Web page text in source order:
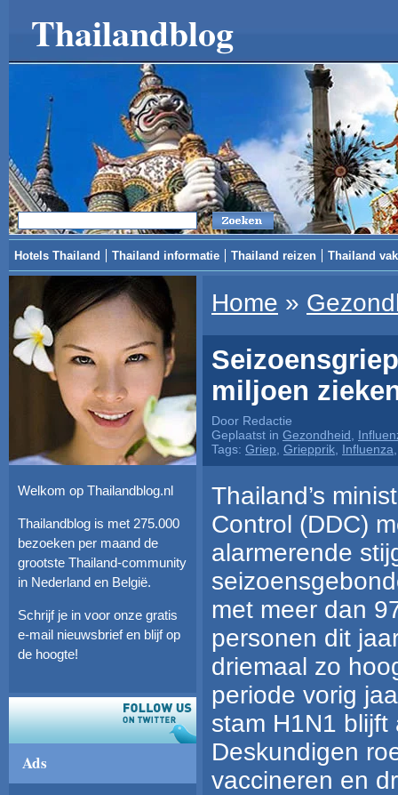
Thailandblog
Hotels Thailand Thailand informatie Thailand reizen Thailand
Welkom op Thailandblog.nl
Thailandblog is met 275.000
bezoeken per maand de
grootste Thailand-community
in Nederland en België.
Schrijf je in voor onze gratis
e-mail nieuwsbrief en blijf op
de hoogte!
Ads
Home »
miljoen
Door Redactie
Geplaatst in Gezondheid
Tags: Griep Griepprik Influenza
Thailand’s
Control (DDC)
alarmerende
met meer dan
personen dit
driemaal zo
periode vorig
stam H1N1
Deskundigen
vaccineren en